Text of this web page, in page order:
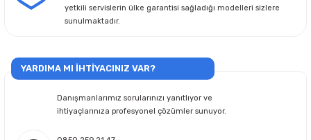
yetkili servislerin ülke garantisi sağladığı modelleri sizlere
sunulmaktadır.
YARDIMA MI İHTİYACINIZ VAR?
Danışmanlarımız sorularınızı yanıtlıyor ve
ihtiyaçlarınıza profesyonel çözümler sunuyor.